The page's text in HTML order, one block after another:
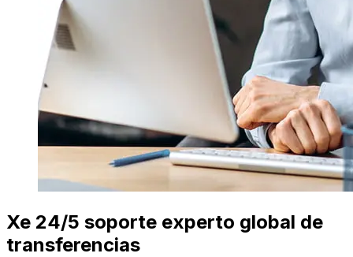
Xe 24/5 soporte experto global de
transferencias